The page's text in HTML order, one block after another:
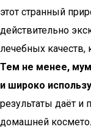
этот странный
действительно
лечебных качеств,
Тем не менее,
и широко
результаты даёт и
домашней